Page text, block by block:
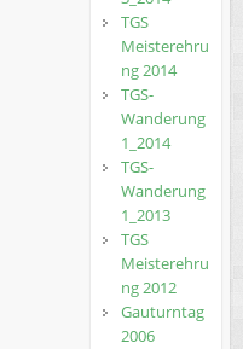
TGS
Meisterehru
ng 2014
TGS-
Wanderung
1_2014
TGS-
Wanderung
1_2013
TGS
Meisterehru
ng 2012
Gauturntag
2006